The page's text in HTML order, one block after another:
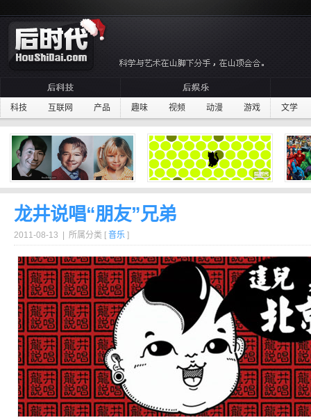
科技 互联网 产品 趣味 视频 动漫 游戏 文学
龙井说唱“朋友”兄弟
2011-08-13 | 所属分类 [ 音乐 ]